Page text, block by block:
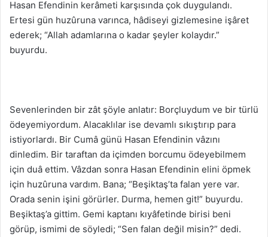
Hasan Efendinin kerâmeti karşısında çok duygulandı.
Ertesi gün huzûruna varınca, hâdiseyi gizlemesine işâret
ederek; “Allah adamlarına o kadar şeyler kolaydır.”
buyurdu.
Sevenlerinden bir zât şöyle anlatır: Borçluydum ve bir türlü
ödeyemiyordum. Alacaklılar ise devamlı sıkıştırıp para
istiyorlardı. Bir Cumâ günü Hasan Efendinin vâzını
dinledim. Bir taraftan da içimden borcumu ödeyebilmem
için duâ ettim. Vâzdan sonra Hasan Efendinin elini öpmek
için huzûruna vardım. Bana; “Beşiktaş’ta falan yere var.
Orada senin işini görürler. Durma, hemen git!” buyurdu.
Beşiktaş’a gittim. Gemi kaptanı kıyâfetinde birisi beni
görüp, ismimi de söyledi; “Sen falan değil misin?” dedi.